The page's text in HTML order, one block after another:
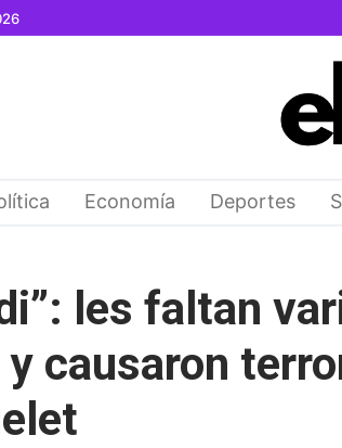
Economía Deportes
les faltan
causaron